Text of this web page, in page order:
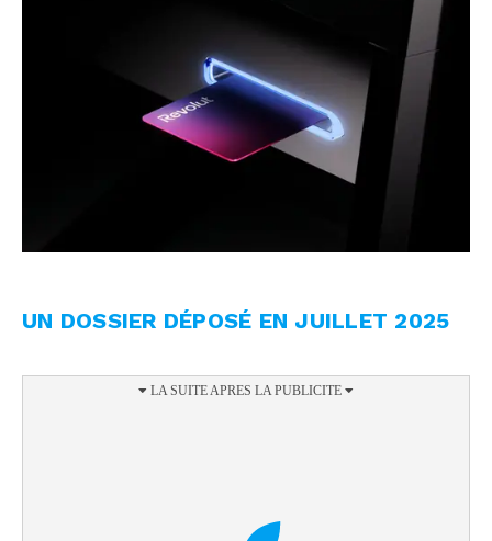
UN DOSSIER DÉPOSÉ EN JUILLET 2025